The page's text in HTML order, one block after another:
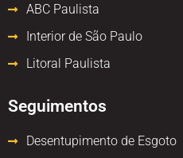
ABC Paulista
Interior de São Paulo
Litoral Paulista
Seguimentos
Desentupimento de Esgoto